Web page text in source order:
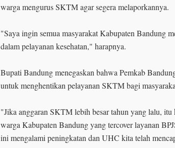
warga mengurus SKTM agar segera melaporkannya.
"Saya ingin semua masyarakat Kabupaten Bandung
dalam pelayanan kesehatan," harapnya.
Bupati Bandung menegaskan bahwa Pemkab
untuk menghentikan pelayanan SKTM bagi
"Jika anggaran SKTM lebih besar tahun yang lalu, itu
warga Kabupaten Bandung yang tercover layanan
ini mengalami peningkatan dan UHC kita telah